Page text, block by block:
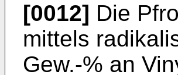
[0012] Die
mittels
Gew.-% an